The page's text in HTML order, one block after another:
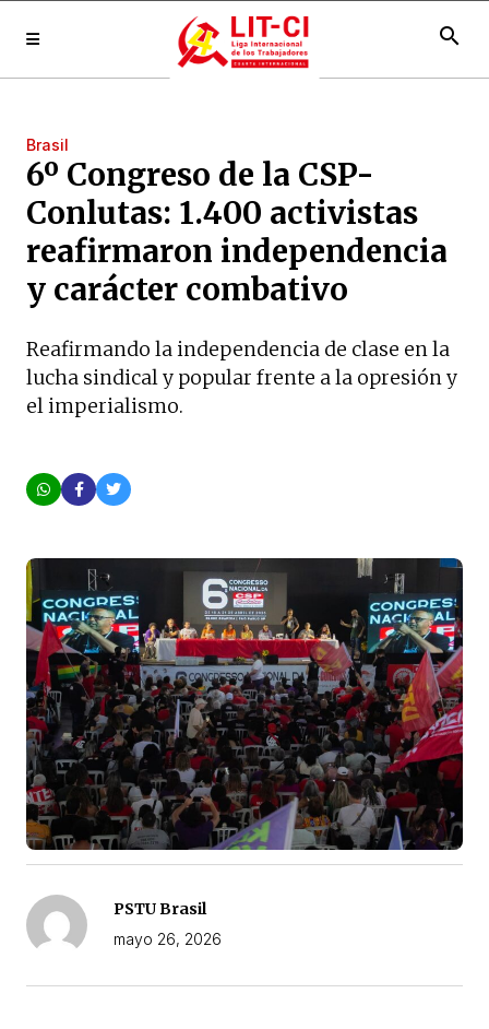
search
Brasil
6º Congreso de la CSP-
Conlutas: 1.400 activistas
reafirmaron independencia
y carácter combativo
Reafirmando la independencia de clase en la
lucha sindical y popular frente a la opresión y
el imperialismo.
PSTU Brasil
mayo 26, 2026